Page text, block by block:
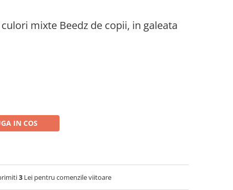
mixte Beedz de copii, in galeata
IN COS
3 Lei pentru comenzile viitoare